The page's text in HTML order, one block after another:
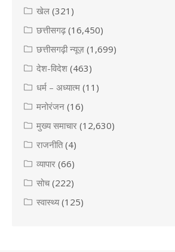
खेल (321)
छत्तीसगढ़(16,450)
छत्तीसगढ़ी न्यूज़ (1,699)
देश-विदेश (463)
धर्म – अध्यात्म (11)
मनोरंजन (16)
मुख्य समाचार (12,630)
राजनीति(4)
व्यापार (66)
सोच(222)
स्वास्थ्य(125)